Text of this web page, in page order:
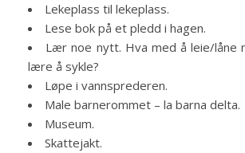
Lekeplass til lekeplass.
Lese bok på et pledd i hagen.
Lær noe nytt. Hva med å leie/låne
lære å sykle?
Løpe i vannsprederen.
Male barnerommet – la barna delta.
Museum.
Skattejakt.